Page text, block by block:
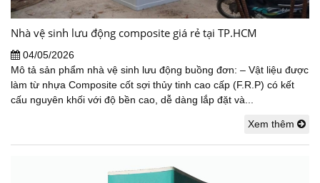
Nhà vệ sinh lưu động composite giá rẻ tại TP.HCM
04/05/2026
Mô tả sản phẩm nhà vệ sinh lưu động buồng đơn: – Vật liệu được
làm từ nhựa Composite cốt sợi thủy tinh cao cấp (F.R.P) có kết
cấu nguyên khối với độ bền cao, dễ dàng lắp đặt và...
Xem thêm